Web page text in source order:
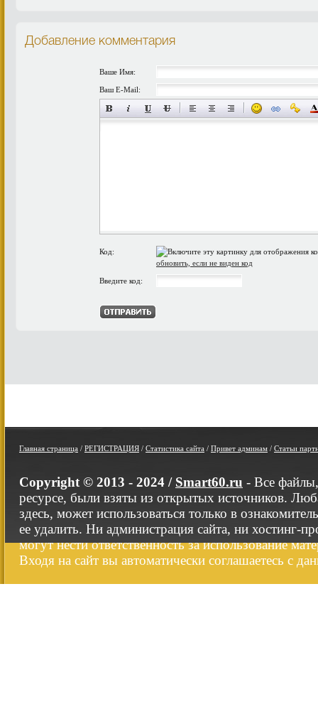
Добавление комментария
Ваше Имя:
Ваш E-Mail:
Код:
обновить, если не виден код
Введите код:
Главная страница / РЕГИСТРАЦИЯ / Статистика сайта / Привет админам / Статьи
Copyright © 2013 - 2024 / Smart60.ru - Все
ресурсе, были взяты из открытых источников.
здесь, может использоваться только в
ее удалить. Ни администрация сайта, ни хостинг-
могут нести ответственность за использование
Входя на сайт вы автоматически соглашаетесь с